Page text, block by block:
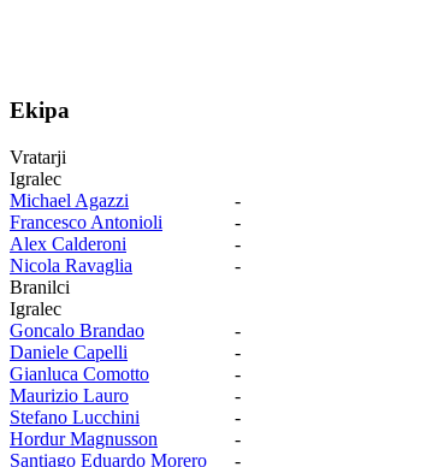
Ekipa
Vratarji
Igralec
Michael Agazzi
-
Francesco Antonioli
-
Alex Calderoni
-
Nicola Ravaglia
-
Branilci
Igralec
Goncalo Brandao
-
Daniele Capelli
-
Gianluca Comotto
-
Maurizio Lauro
-
Stefano Lucchini
-
Hordur Magnusson
-
Santiago Eduardo Morero
-